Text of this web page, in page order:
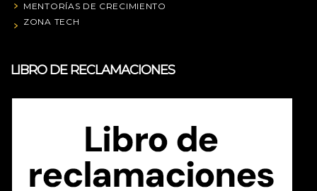
MENTORÍAS DE CRECIMIENTO
ZONA TECH
LIBRO DE RECLAMACIONES